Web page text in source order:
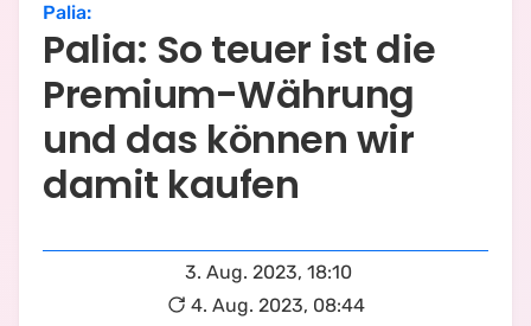
Palia:
Palia: So teuer ist die
Premium-Währung
und das können wir
damit kaufen
3. Aug. 2023, 18:10
4. Aug. 2023, 08:44